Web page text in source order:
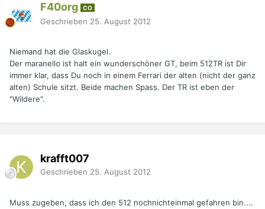
F40org CO
Geschrieben 25. August 2012
Niemand hat die Glaskugel.
Der maranello ist halt ein wunderschöner GT, beim 512TR ist Dir
immer klar, dass Du noch in einem Ferrari der alten (nicht der ganz
alten) Schule sitzt. Beide machen Spass. Der TR ist eben der
"Wildere".
krafft007
Geschrieben 25. August 2012
Muss zugeben, dass ich den 512 nochnichteinmal gefahren bin....